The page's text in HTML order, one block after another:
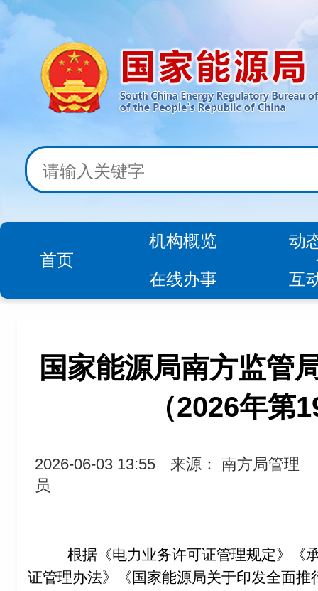
首页
机构概览
动
在线办事
互
国家能源局南方监管
（2026年第
2026-06-03 13:55
来源： 南方局管理
员
根据《电力业务许可证管理规定》《
证管理办法》《国家能源局关于印发全面